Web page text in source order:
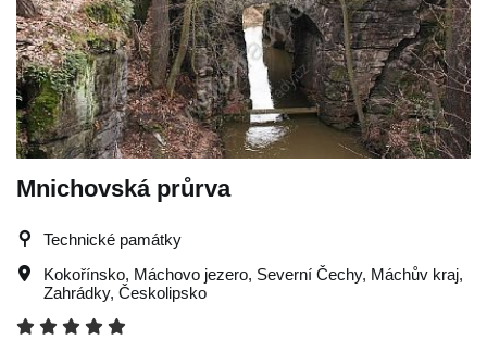
Mnichovská průrva
Technické památky
Kokořínsko, Máchovo jezero, Severní Čechy, Máchův kraj,
Zahrádky, Českolipsko